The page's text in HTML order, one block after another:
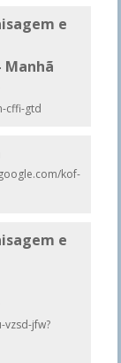
e
Manhã
cffi-gtd
kof-
e
jfw?